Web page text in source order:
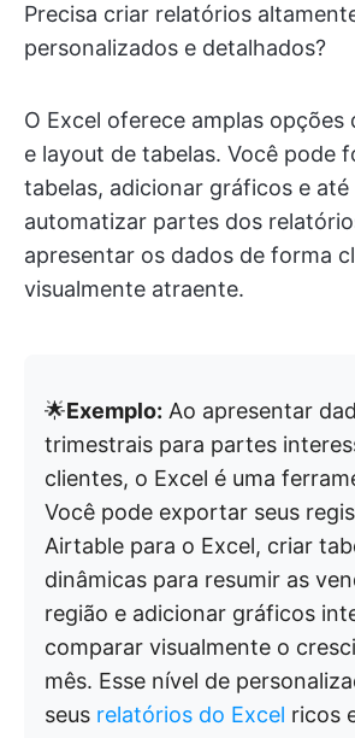
Precisa criar relatórios
personalizados e detalhados?
O Excel oferece amplas opções
e layout de tabelas. Você pode
tabelas, adicionar gráficos e até
automatizar partes dos
apresentar os dados de forma
visualmente atraente.
🌟Exemplo: Ao apresentar
trimestrais para partes
clientes, o Excel é uma
Você pode exportar seus
Airtable para o Excel, criar
dinâmicas para resumir as
região e adicionar gráficos
comparar visualmente o
mês. Esse nível de
seus relatórios do Excel ricos